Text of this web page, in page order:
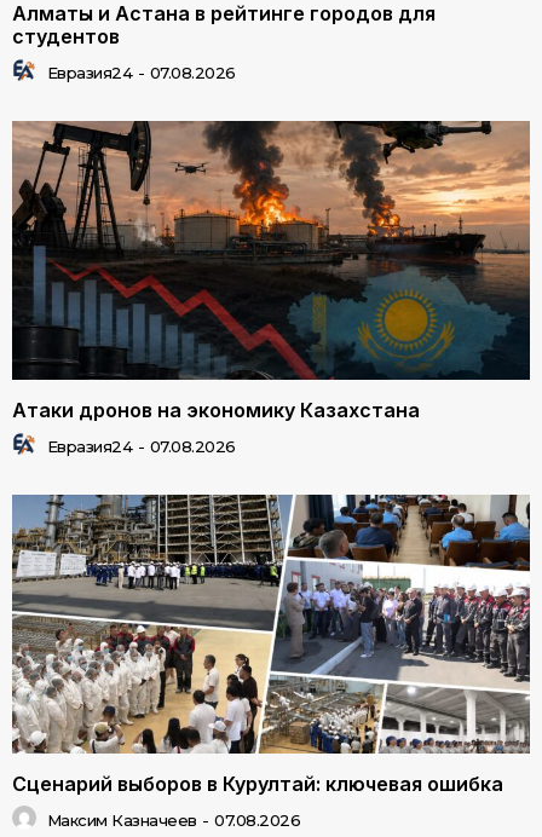
Алматы и Астана в рейтинге городов для
студентов
Евразия24 - 07.08.2026
Атаки дронов на экономику Казахстана
Евразия24 - 07.08.2026
Сценарий выборов в Курултай: ключевая ошибка
Максим Казначеев - 07.08.2026